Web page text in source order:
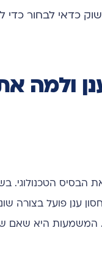
כדאי לבחור
ולמה
הבסיס
ענן פועל בצורה
המשמעות היא